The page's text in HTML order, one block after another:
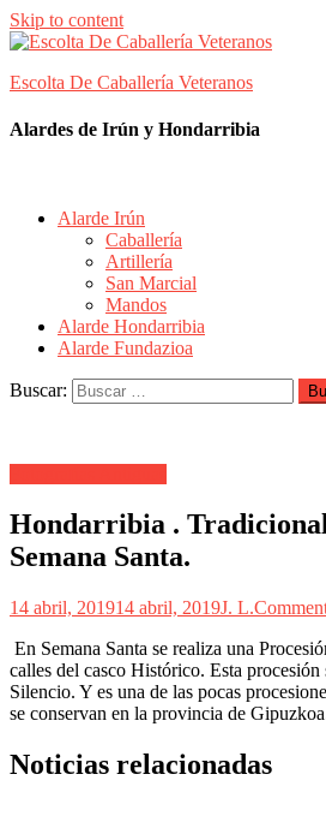
Skip to content
Escolta De Caballería Veteranos
Alardes de Irún y Hondarribia
Alarde Irún
Caballería
Artillería
San Marcial
Mandos
Alarde Hondarribia
Alarde Fundazioa
Buscar:
Hondarribia .
Semana Santa.
14 abril, 201914 abril, 2019J. L.
En Semana Santa se realiza una
calles del casco Histórico. Esta procesión
Silencio. Y es una de las pocas
se conservan en la provincia de
Noticias relacionadas